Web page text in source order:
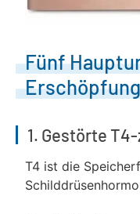
Fünf
1. Gestörte
T4 ist die